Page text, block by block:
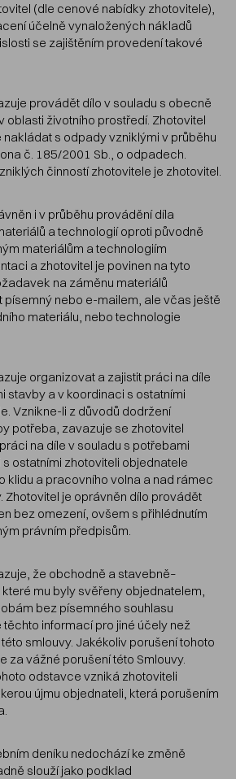
(dle cenové nabídky zhotovitele),
účelně vynaložených nákladů
se zajištěním provedení takové
provádět dílo v souladu s obecně
oblasti životního prostředí. Zhotovitel
s odpady vzniklými v průběhu
č. 185/2001 Sb., o odpadech.
činností zhotovitele je zhotovitel.
i v průběhu provádění díla
a technologií oproti původně
materiálům a technologiím
a zhotovitel je povinen na tyto
na záměnu materiálů
písemný nebo e-mailem, ale včas ještě
materiálu, nebo technologie
organizovat a zajistit práci na díle
stavby a v koordinaci s ostatními
Vznikne-li z důvodů dodržení
potřeba, zavazuje se zhotovitel
na díle v souladu s potřebami
ostatními zhotoviteli objednatele
klidu a pracovního volna a nad rámec
Zhotovitel je oprávněn dílo provádět
bez omezení, ovšem s přihlédnutím
právním předpisům.
že obchodně a stavebně–
mu byly svěřeny objednatelem,
bez písemného souhlasu
informací pro jiné účely než
smlouvy. Jakékoliv porušení tohoto
za vážné porušení této Smlouvy.
odstavce vzniká zhotoviteli
újmu objednateli, která porušením
deníku nedochází ke změně
slouží jako podklad